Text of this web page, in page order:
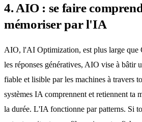
4. AIO : se faire
mémoriser par l'IA
AIO, l'AI Optimization, est plus large
les réponses génératives, AIO vise à bâtir
fiable et lisible par les machines à travers
systèmes IA comprennent et retiennent ta
la durée. L'IA fonctionne par patterns. Si